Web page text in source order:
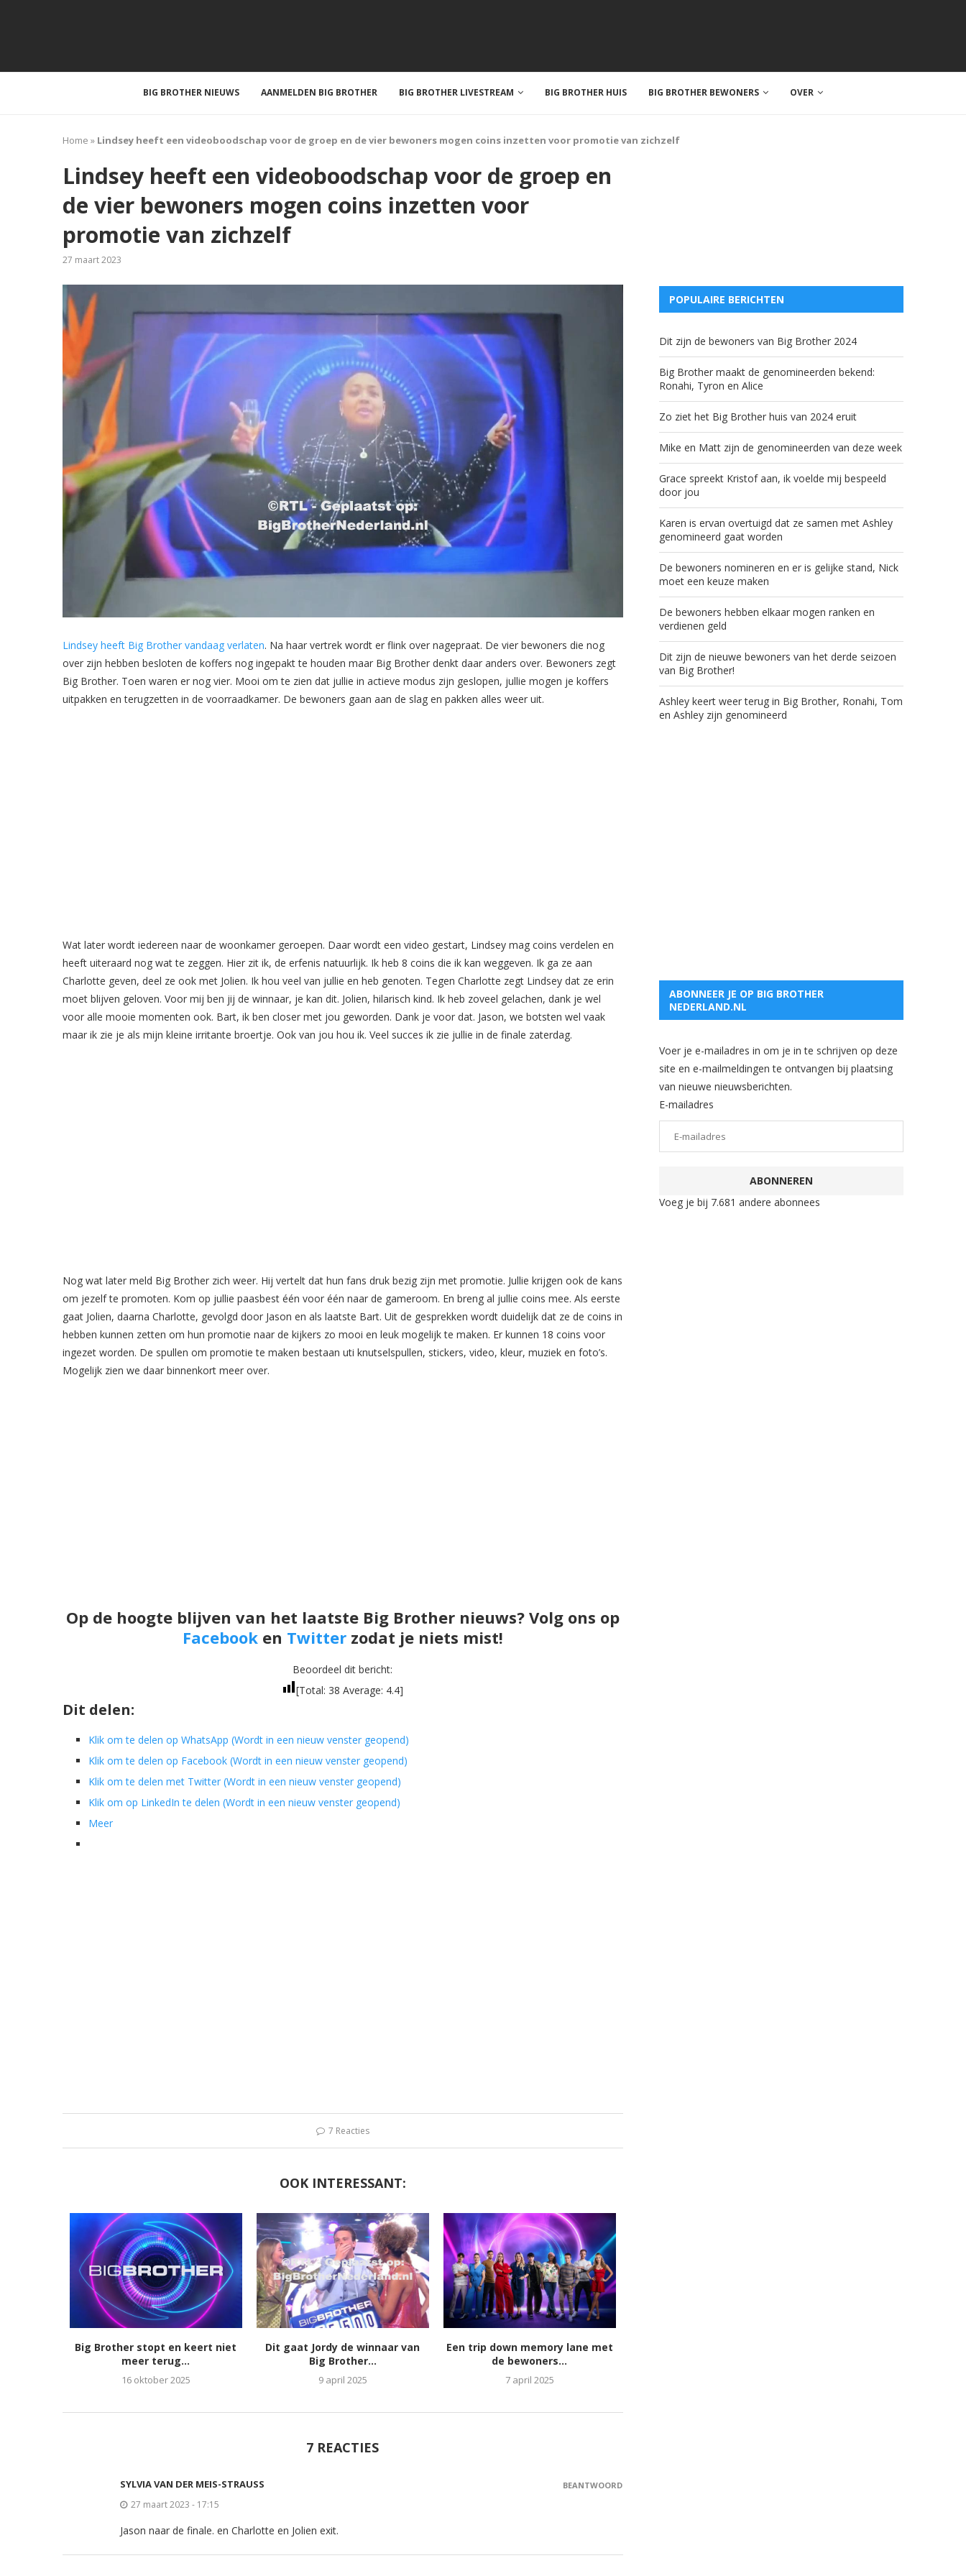
BIG BROTHER NIEUWS AANMELDEN BIG BROTHER BIG BROTHER LIVESTREAM BIG BROTHER HUIS BIG BROTHER BEWONERS OVER
Home » Lindsey heeft een videoboodschap voor de groep en de vier bewoners mogen coins inzetten voor promotie van zichzelf
Lindsey heeft een videoboodschap voor de groep en
de vier bewoners mogen coins inzetten voor
promotie van zichzelf
27 maart 2023
Lindsey heeft Big Brother vandaag verlaten. Na haar vertrek wordt er flink over nagepraat. De vier bewoners die nog
over zijn hebben besloten de koffers nog ingepakt te houden maar Big Brother denkt daar anders over. Bewoners zegt
Big Brother. Toen waren er nog vier. Mooi om te zien dat jullie in actieve modus zijn geslopen, jullie mogen je koffers
uitpakken en terugzetten in de voorraadkamer. De bewoners gaan aan de slag en pakken alles weer uit.
Wat later wordt iedereen naar de woonkamer geroepen. Daar wordt een video gestart, Lindsey mag coins verdelen en
heeft uiteraard nog wat te zeggen. Hier zit ik, de erfenis natuurlijk. Ik heb 8 coins die ik kan weggeven. Ik ga ze aan
Charlotte geven, deel ze ook met Jolien. Ik hou veel van jullie en heb genoten. Tegen Charlotte zegt Lindsey dat ze erin
moet blijven geloven. Voor mij ben jij de winnaar, je kan dit. Jolien, hilarisch kind. Ik heb zoveel gelachen, dank je wel
voor alle mooie momenten ook. Bart, ik ben closer met jou geworden. Dank je voor dat. Jason, we botsten wel vaak
maar ik zie je als mijn kleine irritante broertje. Ook van jou hou ik. Veel succes ik zie jullie in de finale zaterdag.
Nog wat later meld Big Brother zich weer. Hij vertelt dat hun fans druk bezig zijn met promotie. Jullie krijgen ook de kans
om jezelf te promoten. Kom op jullie paasbest één voor één naar de gameroom. En breng al jullie coins mee. Als eerste
gaat Jolien, daarna Charlotte, gevolgd door Jason en als laatste Bart. Uit de gesprekken wordt duidelijk dat ze de coins in
hebben kunnen zetten om hun promotie naar de kijkers zo mooi en leuk mogelijk te maken. Er kunnen 18 coins voor
ingezet worden. De spullen om promotie te maken bestaan uti knutselspullen, stickers, video, kleur, muziek en foto’s.
Mogelijk zien we daar binnenkort meer over.
Op de hoogte blijven van het laatste Big Brother nieuws? Volg ons op
Facebooken Twitterzodat je niets mist!
Beoordeel dit bericht:
[Total: 38 Average: 4.4]
Dit delen:
Klik om te delen op WhatsApp (Wordt in een nieuw venster geopend)
Klik om te delen op Facebook (Wordt in een nieuw venster geopend)
Klik om te delen met Twitter (Wordt in een nieuw venster geopend)
Klik om op LinkedIn te delen (Wordt in een nieuw venster geopend)
Meer
7 Reacties
OOK INTERESSANT:
Big Brother stopt en keert niet
meer terug...
16 oktober 2025
Dit gaat Jordy de winnaar van
Big Brother...
9 april 2025
Een trip down memory lane met
de bewoners...
7 april 2025
7 REACTIES
SYLVIA VAN DER MEIS-STRAUSS
27 maart 2023 - 17:15
Jason naar de finale. en Charlotte en Jolien exit.
BEANTWOORD
POPULAIRE BERICHTEN
Dit zijn de bewoners van Big Brother 2024
Big Brother maakt de genomineerden bekend:
Ronahi, Tyron en Alice
Zo ziet het Big Brother huis van 2024 eruit
Mike en Matt zijn de genomineerden van deze week
Grace spreekt Kristof aan, ik voelde mij bespeeld
door jou
Karen is ervan overtuigd dat ze samen met Ashley
genomineerd gaat worden
De bewoners nomineren en er is gelijke stand, Nick
moet een keuze maken
De bewoners hebben elkaar mogen ranken en
verdienen geld
Dit zijn de nieuwe bewoners van het derde seizoen
van Big Brother!
Ashley keert weer terug in Big Brother, Ronahi, Tom
en Ashley zijn genomineerd
ABONNEER JE OP BIG BROTHER
NEDERLAND.NL
Voer je e-mailadres in om je in te schrijven op deze
site en e-mailmeldingen te ontvangen bij plaatsing
van nieuwe nieuwsberichten.
E-mailadres
ABONNEREN
Voeg je bij 7.681 andere abonnees